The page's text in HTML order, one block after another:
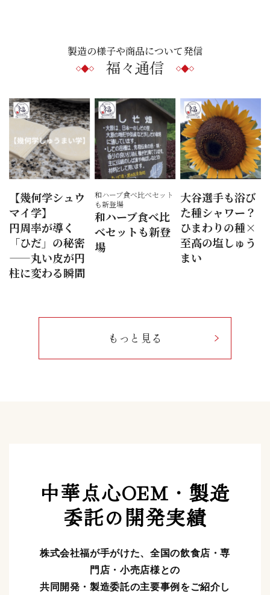
製造の様子や商品について発信
福々通信
【幾何学シュウ
マイ学】
円周率が導く
「ひだ」の秘密
——丸い皮が円
柱に変わる瞬間
和ハーブ食べ比べセット
も新登場
和ハーブ食べ比
べセットも新登
場
大谷選手も浴び
た種シャワー？
ひまわりの種×
至高の塩しゅう
まい
もっと見る
中華点心OEM・製造
委託の開発実績
株式会社福が手がけた、全国の飲食店・専
門店・小売店様との
共同開発・製造委託の主要事例をご紹介し